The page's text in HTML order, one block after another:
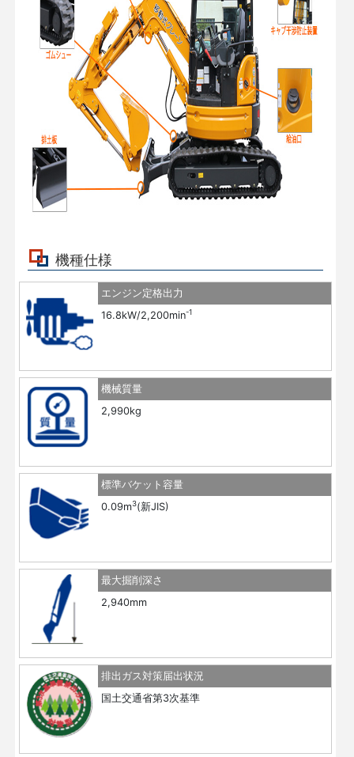
機種仕様
エンジン定格出力
16.8kW/2,200min-1
機械質量
2,990kg
標準バケット容量
0.09m3(新JIS)
最大掘削深さ
2,940mm
排出ガス対策届出状況
国土交通省第3次基準